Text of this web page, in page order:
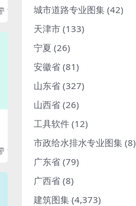
1.98
1.98
城市道路专业图集 (42)
天津市 (133)
宁夏 (26)
安徽省 (81)
山东省 (327)
山西省 (26)
工具软件 (12)
市政给水排水专业图集 (8)
广东省 (79)
广西省 (8)
建筑图集 (4,373)